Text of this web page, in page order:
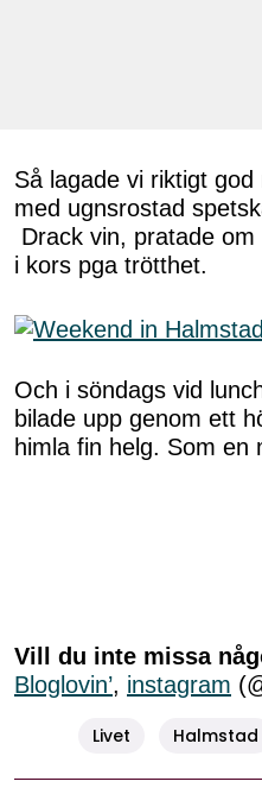
Så lagade vi riktigt
med ugnsrostad
Drack vin, pratade
i kors pga trötthet.
Och i söndags vid
bilade upp genom ett
himla fin helg. Som en
Vill du inte missa
Bloglovin’, instagram
Livet Halmstad